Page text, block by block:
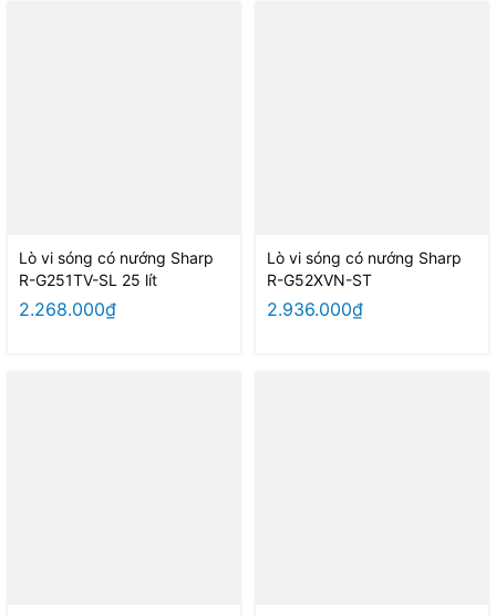
Lò vi sóng có nướng Sharp
R-G251TV-SL 25 lít
2.268.000₫
Lò vi sóng có nướng Sharp
R-G52XVN-ST
2.936.000₫